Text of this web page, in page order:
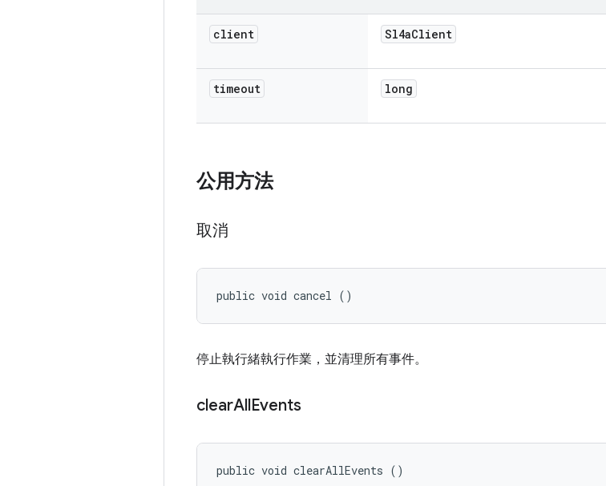
client Sl4aClient
timeout long
公用方法
取消
public void cancel ()
停止執行緒執行作業，並清理所有事件。
clearAllEvents
public void clearAllEvents ()